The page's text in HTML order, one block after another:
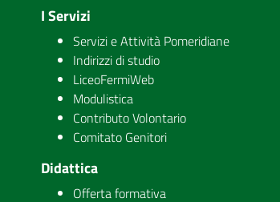
I Servizi
Servizi e Attività Pomeridiane
Indirizzi di studio
LiceoFermiWeb
Modulistica
Contributo Volontario
Comitato Genitori
Didattica
Offerta formativa